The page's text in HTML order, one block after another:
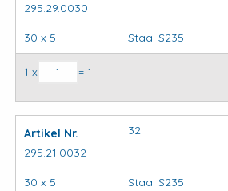
295.29.0030
30 x 5 Staal S235
Kapbeugels DIN3567 (stel) model C
1 x = 1
Artikel Nr.
295.21.0032
32
30 x 5 Staal S235